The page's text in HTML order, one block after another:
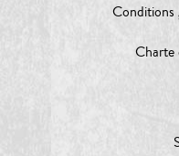
Conditions
Charte